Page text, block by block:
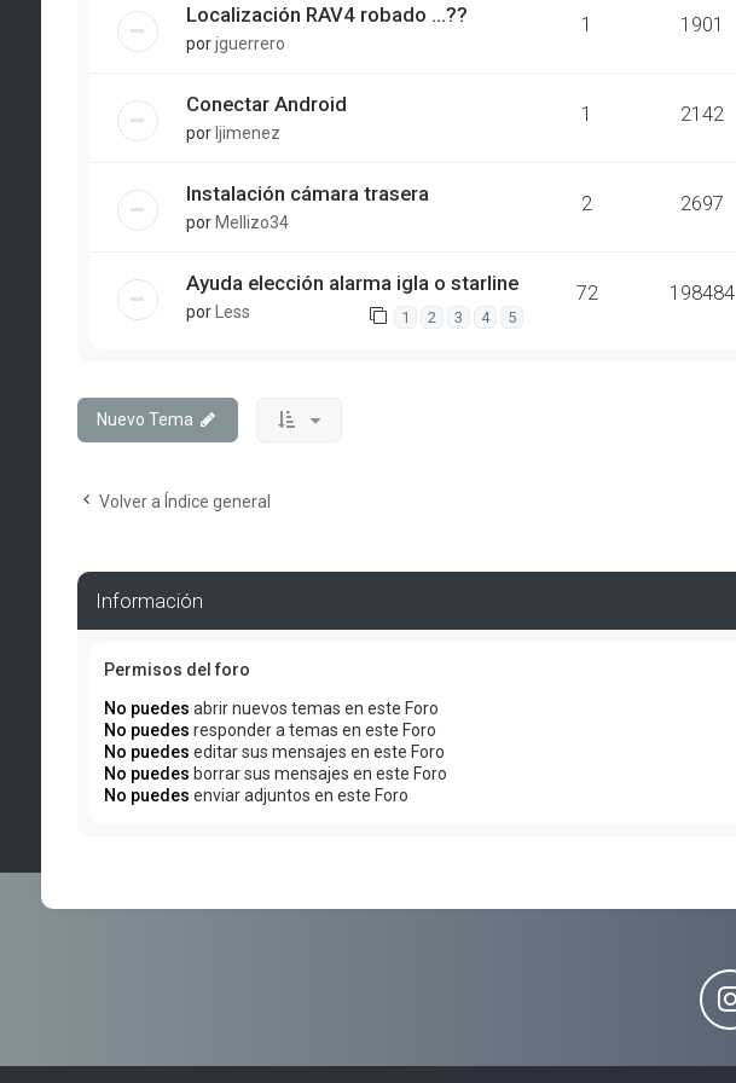
Localización RAV4 robado ...??
porjguerrero
1 1901
Conectar Android
porljimenez
1 2142
Instalación cámara trasera
porMellizo34
2 2697
Ayuda elección alarma igla o starline
porLess 1 2 3 4 5
72 198484
Nuevo Tema
Volver a Índice general
Información
Permisos del foro
No puedes abrir nuevos temas en este Foro
No puedes responder a temas en este Foro
No puedes editar sus mensajes en este Foro
No puedes borrar sus mensajes en este Foro
No puedes enviar adjuntos en este Foro